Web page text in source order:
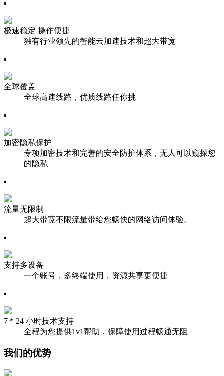
极速稳定 操作便捷
独有行业领先的智能云加速技术和超大带宽
全球覆盖
全球高速线路，优质线路任你挑
加密隐私保护
专项加密技术和完善的安全防护体系，无人可以窥探您
的隐私
流量无限制
超大带宽不限流量带给您畅快的网络访问体验。
支持多设备
一个账号，多终端使用，资源共享更便捷
7 * 24 小时技术支持
全程为您提供1v1帮助，保障使用过程畅通无阻
我们的优势